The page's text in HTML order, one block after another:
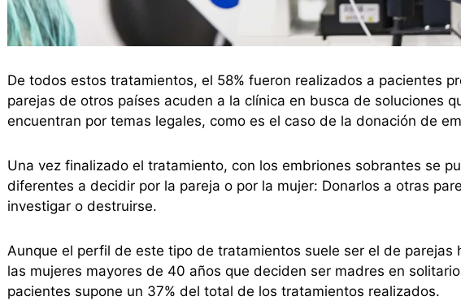
De todos estos tratamientos, el 58% fueron realizados a pacientes
parejas de otros países acuden a la clínica en busca de soluciones
encuentran por temas legales, como es el caso de la donación de
Una vez finalizado el tratamiento, con los embriones sobrantes se
diferentes a decidir por la pareja o por la mujer: Donarlos a otras
investigar o destruirse.
Aunque el perfil de este tipo de tratamientos suele ser el de parejas
las mujeres mayores de 40 años que deciden ser madres en
pacientes supone un 37% del total de los tratamientos realizados.